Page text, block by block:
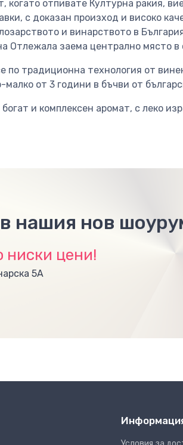
когато отпивате Културна ракия,
с доказан произход и високо
и винарството в
Отлежала заема централно място
по традиционна технология от
малко от 3 години в бъчви от
и комплексен аромат, с леко
нашия нов
ниски цени!
5А